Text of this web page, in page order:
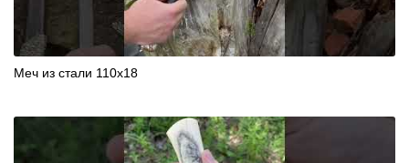
Меч из стали 110х18